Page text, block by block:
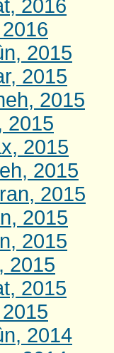
2016
2015
2015
2015
2015
2015
2015
2015
2015
2015
2015
2015
2014